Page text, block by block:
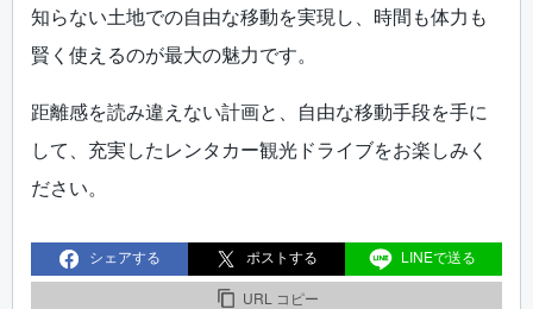
知らない土地での自由な移動を実現し、時間も体力も
賢く使えるのが最大の魅力です。
距離感を読み違えない計画と、自由な移動手段を手に
して、充実したレンタカー観光ドライブをお楽しみく
ださい。
シェアする ポストする LINEで送る
URL コピー